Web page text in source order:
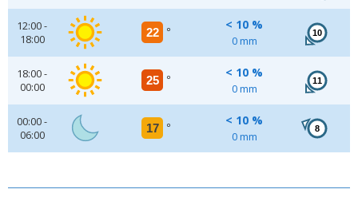
12:00 -
18:00
22 °
< 10 %
0 mm
10
18:00 -
00:00
25 °
< 10 %
0 mm
11
00:00 -
06:00
17 °
< 10 %
0 mm
8